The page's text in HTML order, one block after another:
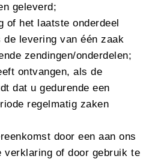
geleverd;
of het laatste onderdeel
de levering van één zaak
zendingen/onderdelen;
ontvangen, als de
dat u gedurende een
regelmatig zaken
door een aan ons
of door gebruik te